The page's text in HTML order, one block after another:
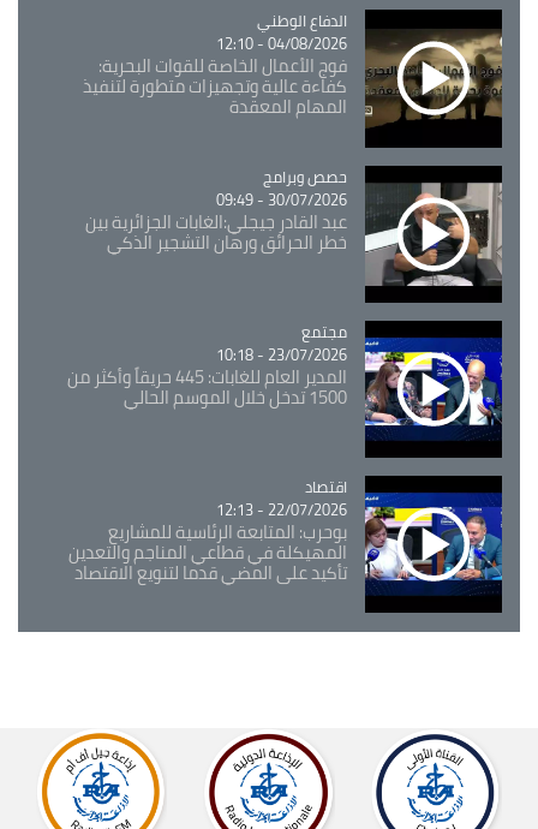
Catégorie
الدفاع الوطني
04/08/2026 - 12:10
فوج الأعمال الخاصة للقوات البحرية:
كفاءة عالية وتجهيزات متطورة لتنفيذ
المهام المعقدة
Catégorie
حصص وبرامج
30/07/2026 - 09:49
عبد القادر جيجلي:الغابات الجزائرية بين
خطر الحرائق ورهان التشجير الذكي
Catégorie
مجتمع
23/07/2026 - 10:18
المدير العام للغابات: 445 حريقاً وأكثر من
1500 تدخل خلال الموسم الحالي
Catégorie
اقتصاد
22/07/2026 - 12:13
بوحرب: المتابعة الرئاسية للمشاريع
المهيكلة في قطاعي المناجم والتعدين
تأكيد على المضي قدما لتنويع الاقتصاد